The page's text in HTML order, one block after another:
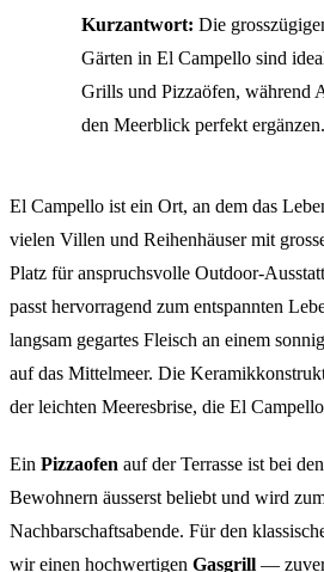
Kurzantwort: Die
Gärten in El Campello sind
Grills und Pizzaöfen, während
den Meerblick perfekt ergänzen.
El Campello ist ein Ort, an dem das
vielen Villen und Reihenhäuser mit
Platz für anspruchsvolle Outdoor-
passt hervorragend zum entspannten
langsam gegartes Fleisch an einem
auf das Mittelmeer. Die
der leichten Meeresbrise, die El
Ein Pizzaofen auf der Terrasse ist bei
Bewohnern äusserst beliebt und wird
Nachbarschaftsabende. Für den
wir einen hochwertigen Gasgrill —